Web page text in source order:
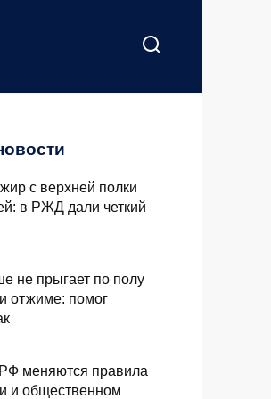
с верхней полки
в РЖД дали четкий
не прыгает по полу
отжиме: помог
меняются правила
и общественном